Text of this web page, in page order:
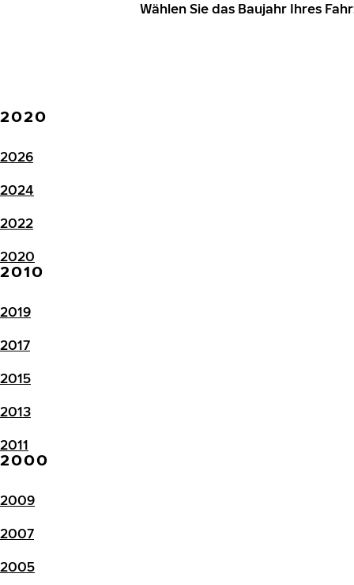
Wählen Sie das Baujahr Ihres
2020
2026
2024
2022
2020
2010
2019
2017
2015
2013
2011
2000
2009
2007
2005